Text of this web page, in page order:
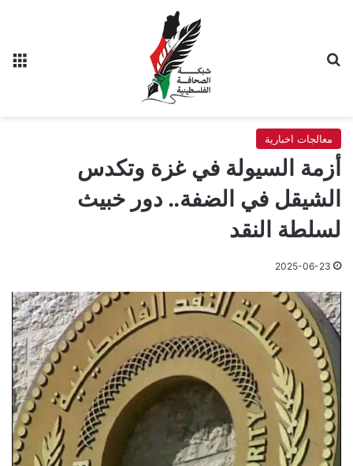
معالجات اخبارية
أزمة السيولة في غزة وتكدس
الشيقل في الضفة.. دور خبيث
لسلطة النقد
2025-06-23